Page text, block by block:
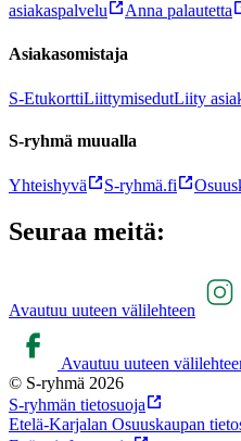
asiakaspalvelu
Anna palautetta
Asiakasomistaja
S-EtukorttiLiittymisedutLiity
S-ryhmä muualla
Yhteishyvä S-ryhmä.fi
Seuraa meitä:
Avautuu uuteen välilehteen
Avautuu uuteen
© S-ryhmä 2026
S-ryhmän tietosuoja
Etelä-Karjalan Osuuskaupan